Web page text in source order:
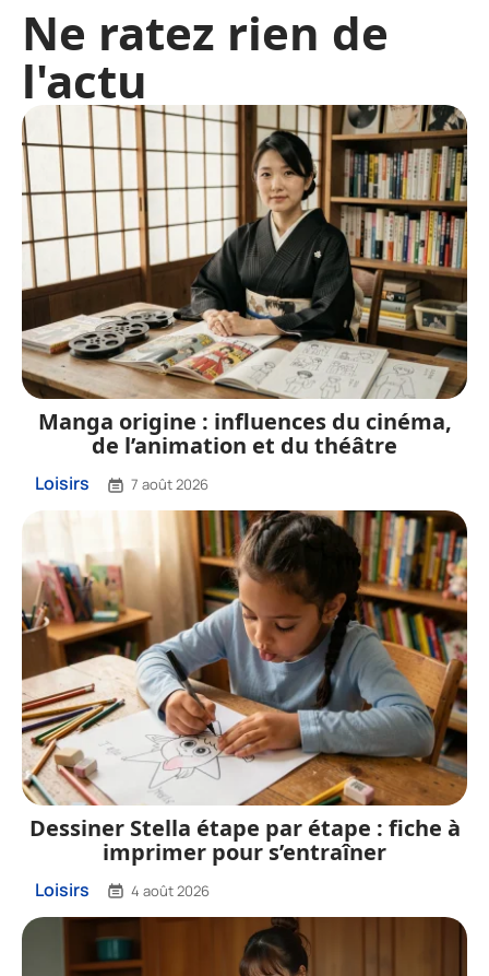
Ne ratez rien de
l'actu
Manga origine : influences du cinéma,
de l’animation et du théâtre
Loisirs 7 août 2026
Dessiner Stella étape par étape : fiche à
imprimer pour s’entraîner
Loisirs 4 août 2026